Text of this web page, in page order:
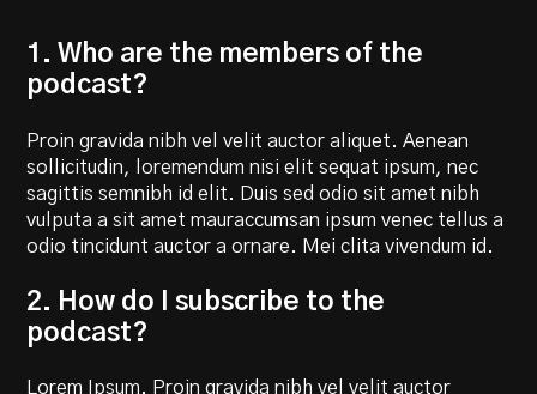
More
1. Who are the members of the
podcast?
Proin gravida nibh vel velit auctor aliquet. Aenean
sollicitudin, loremendum nisi elit sequat ipsum, nec
sagittis semnibh id elit. Duis sed odio sit amet nibh
vulputa a sit amet mauraccumsan ipsum venec tellus a
odio tincidunt auctor a ornare. Mei clita vivendum id.
2. How do I subscribe to the
podcast?
Lorem Ipsum. Proin gravida nibh vel velit auctor